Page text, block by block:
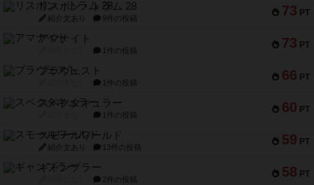
73 PT
リスボン・トラム 28
紹介文あり 9件の投稿
73 PT
アマナイト
1件の投稿
66 PT
ブラヴェスト
1件の投稿
60 PT
スペクタキュラー
1件の投稿
59 PT
スモールワールド
紹介文あり 13件の投稿
58 PT
ギャンブラー
2件の投稿